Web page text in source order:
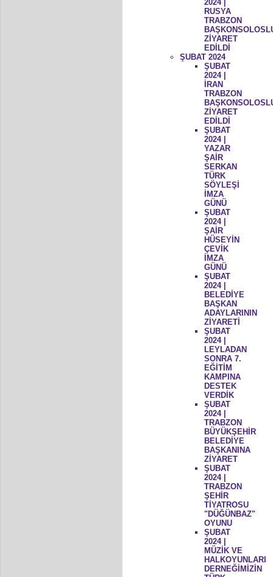
2024 |
RUSYA
TRABZON
ZİYARET
EDİLDİ
ŞUBAT 2024
ŞUBAT
2024 |
İRAN
TRABZON
ZİYARET
EDİLDİ
ŞUBAT
2024 |
YAZAR
ŞAİR
SERKAN
TÜRK
SÖYLEŞİ
İMZA
GÜNÜ
ŞUBAT
2024 |
ŞAİR
HÜSEYİN
ÇEVİK
İMZA
GÜNÜ
ŞUBAT
2024 |
BELEDİYE
BAŞKAN
ADAYLARININ
ZİYARETİ
ŞUBAT
2024 |
LEYLADAN
SONRA 7.
EĞİTİM
KAMPINA
DESTEK
VERDİK
ŞUBAT
2024 |
TRABZON
BÜYÜKŞEHİR
BELEDİYE
BAŞKANINA
ZİYARET
ŞUBAT
2024 |
TRABZON
ŞEHİR
TİYATROSU
"DÜĞÜNBAZ"
OYUNU
ŞUBAT
2024 |
MÜZİK VE
HALKOYUNLARI
DERNEĞİMİZİN